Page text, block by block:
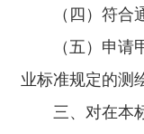
（四）符合通
（五）申请甲
业标准规定的测
三、对在本标